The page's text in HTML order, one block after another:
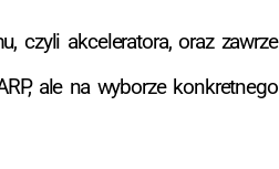
czyli akceleratora, oraz zawrze
ale na wyborze konkretnego